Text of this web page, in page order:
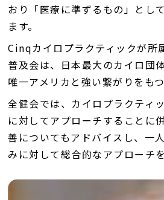
おり「医療に準ずるもの」とし
ます。
Cinqカイロプラクティックが所
普及会は、日本最大のカイロ団
唯一アメリカと強い繋がりをもつ
全健会では、カイロプラクティ
に対してアプローチすることに
善についてもアドバイスし、一
みに対して総合的なアプローチ